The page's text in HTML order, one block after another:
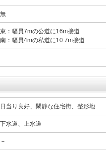
無
東：幅員7mの公道に16m接道
南：幅員4mの私道に10.7m接道
日当り良好、閑静な住宅街、整形地
下水道、上水道
－